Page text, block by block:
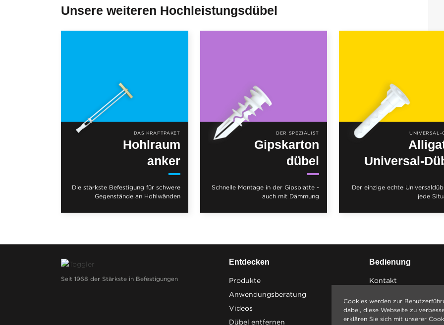
Unsere weiteren Hochleistungsdübel
DAS KRAFTPAKET
Hohlraum
anker
Die stärkste Befestigung für schwere
Gegenstände an Hohlwänden
DER SPEZIALIST
Gipskarton
dübel
Schnelle Montage in der Gipsplatte -
auch mit Dämmung
UNIVERSAL-
Universal-
Der einzige echte
jede
Seit 1968 der Stärkste in Befestigungen
Entdecken
Produkte
Anwendungsberatung
Videos
Dübel entfernen
Bedienung
Kontakt
Cookies werden zur
dabei, diese Webseite zu
erklären Sie sich mit unserer